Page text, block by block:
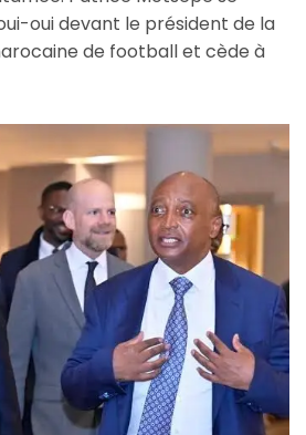
oui devant le président de la
de football et cède à